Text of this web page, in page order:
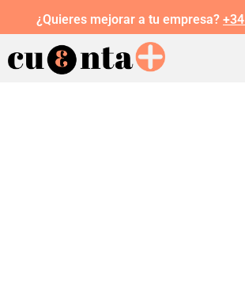
¿Quieres mejorar a tu empresa?